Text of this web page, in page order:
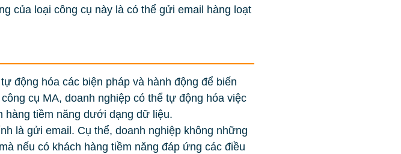
của loại công cụ này là có thể gửi email hàng loạt
động hóa các biện pháp và hành động để biến
cụ MA, doanh nghiệp có thể tự động hóa việc
hàng tiềm năng dưới dạng dữ liệu.
là gửi email. Cụ thể, doanh nghiệp không những
nếu có khách hàng tiềm năng đáp ứng các điều